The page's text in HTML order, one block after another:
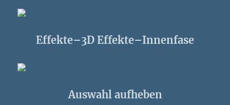
Effekte–3D Effekte–Innenfase
Auswahl aufheben